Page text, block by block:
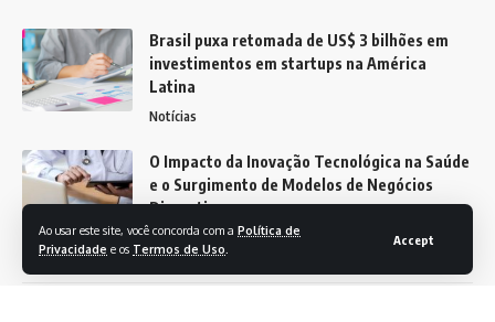
Ao usar este site, você concorda com a Política de
Privacidade e os Termos de Uso
Accept
Brasil puxa retomada de US$ 3 bilhões em
investimentos em startups na América
Latina
Notícias
O Impacto da Inovação Tecnológica na Saúde
e o Surgimento de Modelos de Negócios
Disruptivos
Notícias